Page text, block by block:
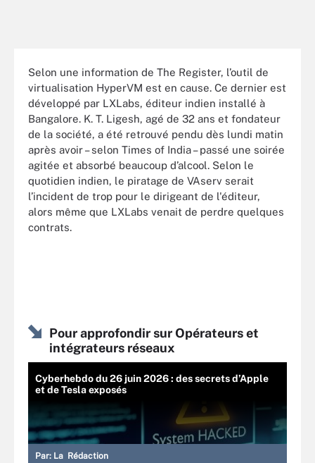
Selon une information de The Register, l’outil de
virtualisation HyperVM est en cause. Ce dernier est
développé par LXLabs, éditeur indien installé à
Bangalore. K. T. Ligesh, agé de 32 ans et fondateur
de la société, a été retrouvé pendu dès lundi matin
après avoir – selon Times of India – passé une soirée
agitée et absorbé beaucoup d’alcool. Selon le
quotidien indien, le piratage de VAserv serait
l’incident de trop pour le dirigeant de l'éditeur,
alors même que LXLabs venait de perdre quelques
contrats.
Pour approfondir sur Opérateurs et
intégrateurs réseaux
Cyberhebdo du 26 juin 2026 : des secrets d’Apple
et de Tesla exposés
Par: La Rédaction